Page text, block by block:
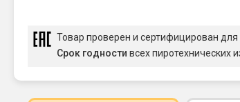
Товар проверен и сертифицирован
Срок годности всех пиротехнических